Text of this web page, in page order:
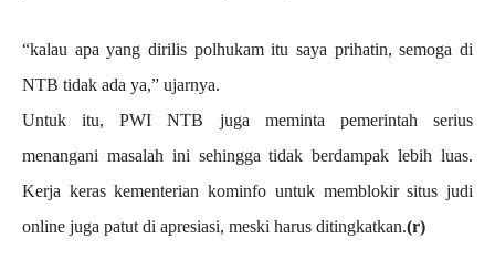
“kalau apa yang dirilis polhukam itu saya prihatin, semoga di
NTB tidak ada ya,” ujarnya.
Untuk itu, PWI NTB juga meminta pemerintah serius
menangani masalah ini sehingga tidak berdampak lebih luas.
Kerja keras kementerian kominfo untuk memblokir situs judi
online juga patut di apresiasi, meski harus ditingkatkan.(r)